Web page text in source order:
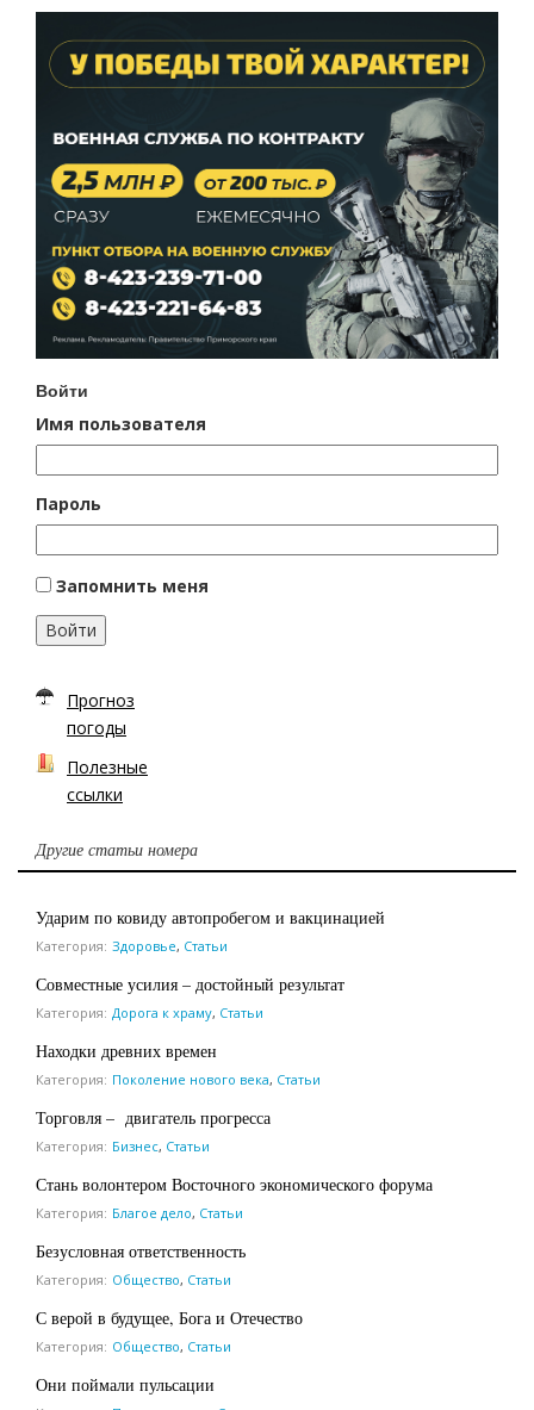
Войти
Имя пользователя
Пароль
Запомнить меня
Войти
Прогноз
погоды
Полезные
ссылки
Другие статьи номера
Ударим по ковиду автопробегом и вакцинацией
Категория: Здоровье, Статьи
Совместные усилия – достойный результат
Категория: Дорога к храму, Статьи
Находки древних времен
Категория: Поколение нового века, Статьи
Торговля – двигатель прогресса
Категория: Бизнес, Статьи
Стань волонтером Восточного экономического форума
Категория: Благое дело, Статьи
Безусловная ответственность
Категория: Общество, Статьи
С верой в будущее, Бога и Отечество
Категория: Общество, Статьи
Они поймали пульсации